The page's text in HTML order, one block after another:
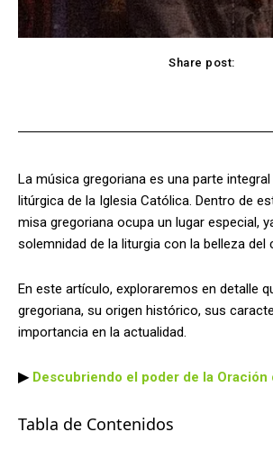
Share post:
La música gregoriana es una parte
litúrgica de la Iglesia Católica. Dentro de
misa gregoriana ocupa un lugar especial,
solemnidad de la liturgia con la belleza del
En este artículo, exploraremos en detalle
gregoriana, su origen histórico, sus
importancia en la actualidad.
▶ Descubriendo el poder de la Oración
Tabla de Contenidos